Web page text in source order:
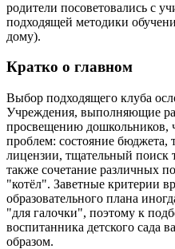
родители посоветовались с
подходящей методики
дому).
Кратко о главном
Выбор подходящего клуба
Учреждения, выполняющие
просвещению дошкольников,
проблем: состояние бюджета,
лицензии, тщательный поиск
также сочетание различных
"котёл". Заветные критерии
образовательного плана
"для галочки", поэтому к
воспитанника детского сада
образом.